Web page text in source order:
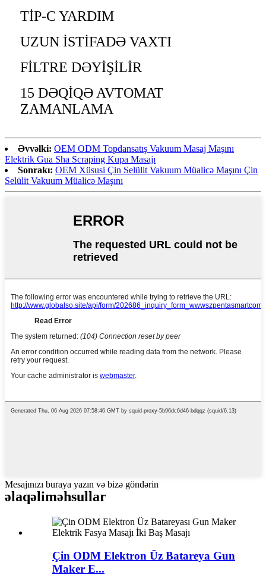
TİP-C YARDIM
UZUN İSTİFADƏ VAXTI
FİLTRE DƏYİŞİLİR
15 DƏQİQƏ AVTOMAT
ZAMANLAMA
Əvvəlki: OEM ODM Topdansatış Vakuum Masaj Maşını
Elektrik Gua Sha Scraping Kupa Masajı
Sonrakı: OEM Xüsusi Çin Selülit Vakuum Müalicə Maşını Çin
Selülit Vakuum Müalicə Maşını
Mesajınızı buraya yazın və bizə göndərin
əlaqəliməhsullar
Çin ODM Elektron Üz Batareya Gun
Maker E...